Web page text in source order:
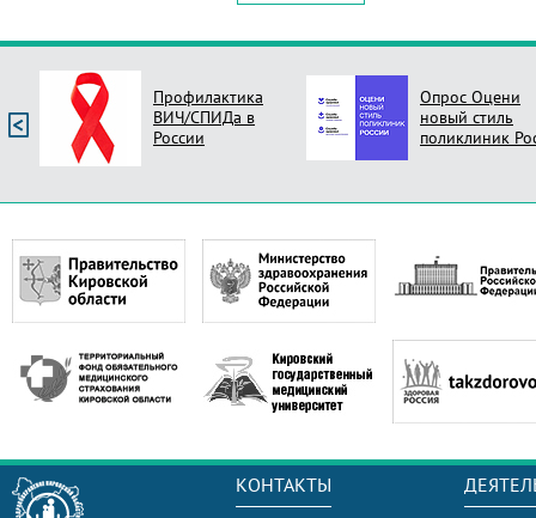
Профилактика
ВИЧ/СПИДа в
России
Опрос Оцени
новый стиль
поликлиник
КОНТАКТЫ